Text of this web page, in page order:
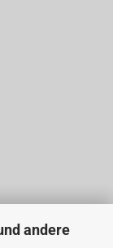
andere